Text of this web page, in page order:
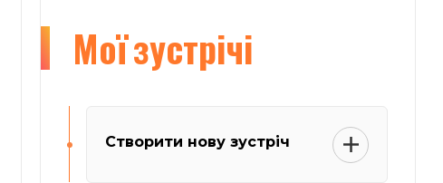
Моїзустрічі
Створити нову зустріч